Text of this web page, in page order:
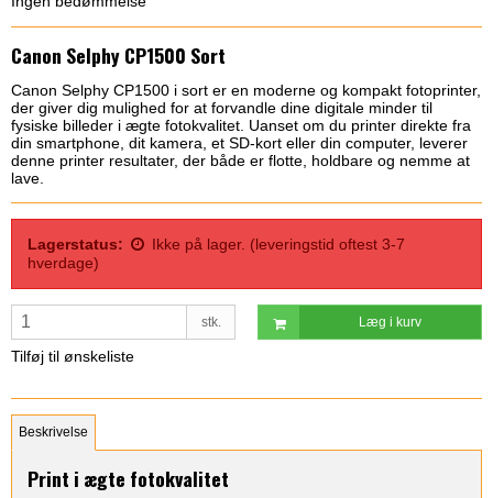
Canon Selphy CP1500 Sort
Canon Selphy CP1500 i sort er en moderne og kompakt fotoprinter,
der giver dig mulighed for at forvandle dine digitale minder til
fysiske billeder i ægte fotokvalitet. Uanset om du printer direkte fra
din smartphone, dit kamera, et SD-kort eller din computer, leverer
denne printer resultater, der både er flotte, holdbare og nemme at
lave.
Lagerstatus:
Ikke på lager. (leveringstid oftest 3-7
hverdage)
stk. Læg i kurv
Tilføj til ønskeliste
Beskrivelse
Print i ægte fotokvalitet